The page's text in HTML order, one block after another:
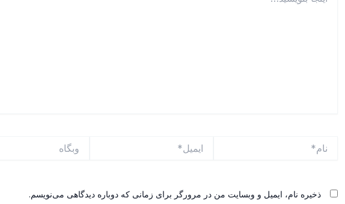
ذخیره نام، ایمیل و وبسایت من در مرورگر برای زمانی که دوباره دیدگاهی می‌نویسم.